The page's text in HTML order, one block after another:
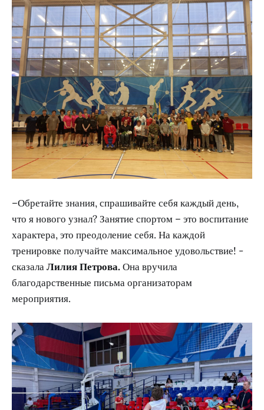
–Обретайте знания, спрашивайте себя каждый день,
что я нового узнал? Занятие спортом – это воспитание
характера, это преодоление себя. На каждой
тренировке получайте максимальное удовольствие! -
сказалаЛилия Петрова.Она вручила
благодарственные письма организаторам
мероприятия.